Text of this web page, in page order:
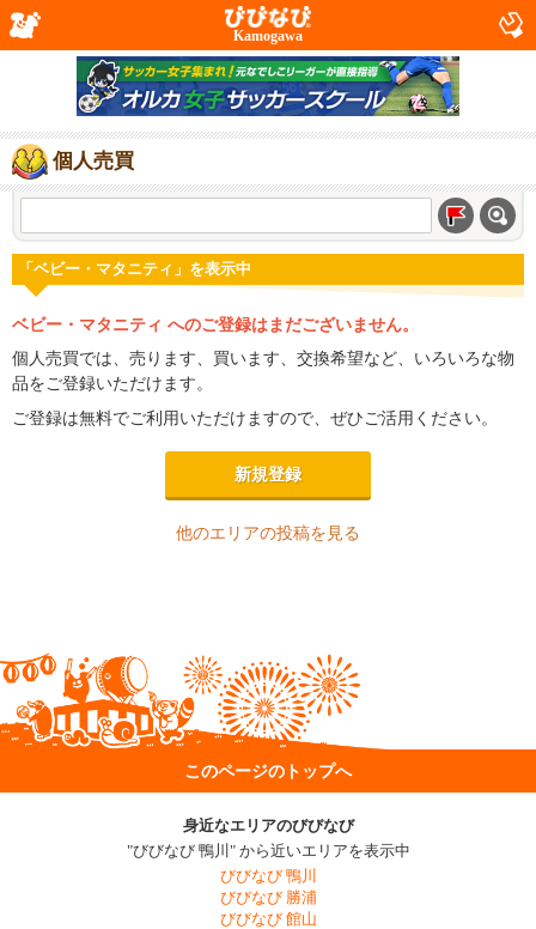
Kamogawa
個人売買
「ベビー・マタニティ」を表示中
ベビー・マタニティ へのご登録はまだございません。
個人売買では、売ります、買います、交換希望など、いろいろな物
品をご登録いただけます。
ご登録は無料でご利用いただけますので、ぜひご活用ください。
新規登録
他のエリアの投稿を見る
このページのトップへ
身近なエリアのびびなび
"びびなび 鴨川" から近いエリアを表示中
びびなび 鴨川
びびなび 勝浦
びびなび 館山